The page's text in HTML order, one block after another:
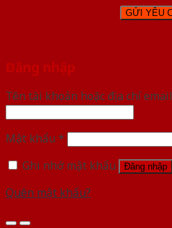
Đăng nhập
Tên tài khoản hoặc địa chỉ email
Mật khẩu *
Ghi nhớ mật khẩu
Đăng nhập
Quên mật khẩu?